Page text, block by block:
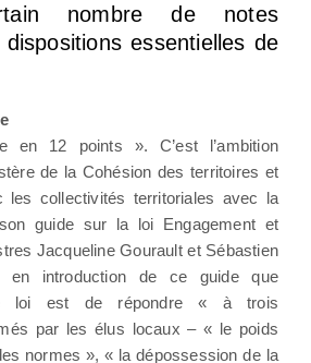
nombre de notes
essentielles de
en 12 points ». C’est l’ambition
de la Cohésion des territoires et
les collectivités territoriales avec la
guide sur la loi Engagement et
Jacqueline Gourault et Sébastien
en introduction de ce guide que
loi est de répondre « à trois
par les élus locaux – « le poids
normes », « la dépossession de la